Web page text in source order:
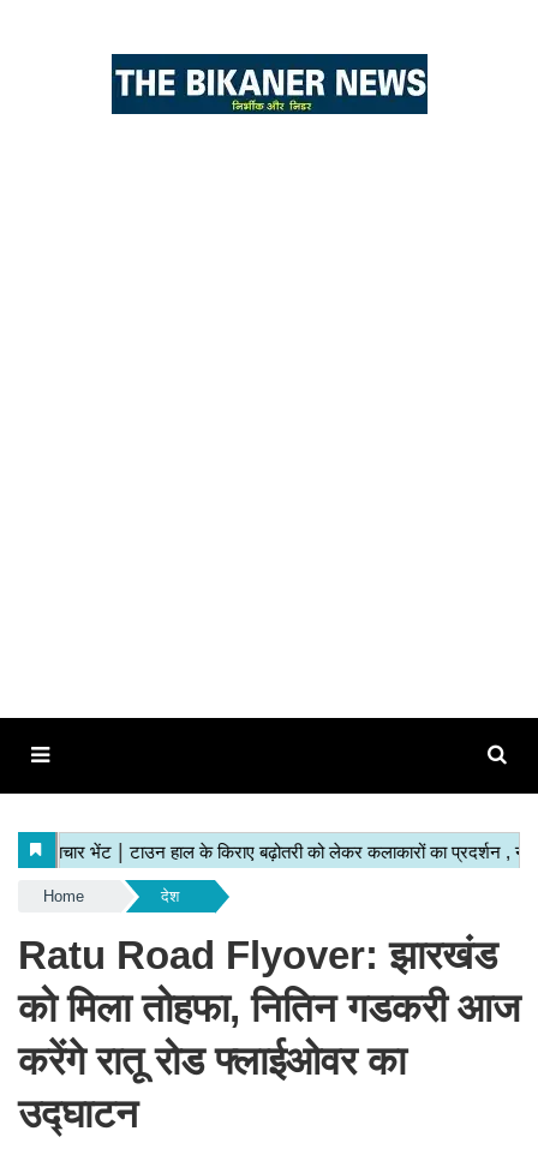
Home देश
Ratu Road Flyover: झारखंड
को मिला तोहफा, नितिन गडकरी आज
करेंगे रातू रोड फ्लाईओवर का
उद्घाटन